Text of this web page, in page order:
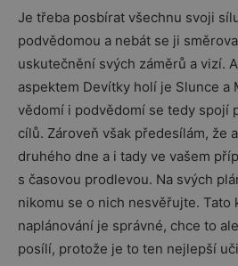
Je třeba posbírat všechnu svoji
podvědomou a nebát se ji
uskutečnění svých záměrů a vizí.
aspektem Devítky holí je Slunce a
vědomí i podvědomí se tedy spojí
cílů. Zároveň však předesílám, že
druhého dne a i tady ve vašem
s časovou prodlevou. Na svých
nikomu se o nich nesvěřujte. Tato
naplánování je správné, chce to
posílí, protože je to ten nejlepší